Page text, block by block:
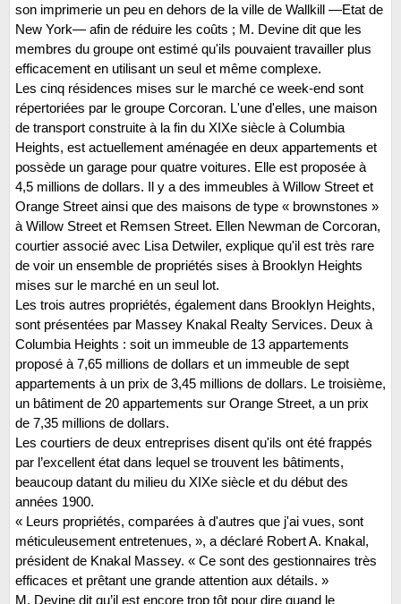
son imprimerie un peu en dehors de la ville de Wallkill —Etat de
New York— afin de réduire les coûts ; M. Devine dit que les
membres du groupe ont estimé qu'ils pouvaient travailler plus
efficacement en utilisant un seul et même complexe.
Les cinq résidences mises sur le marché ce week-end sont
répertoriées par le groupe Corcoran. L'une d'elles, une maison
de transport construite à la fin du XIXe siècle à Columbia
Heights, est actuellement aménagée en deux appartements et
possède un garage pour quatre voitures. Elle est proposée à
4,5 millions de dollars. Il y a des immeubles à Willow Street et
Orange Street ainsi que des maisons de type « brownstones »
à Willow Street et Remsen Street. Ellen Newman de Corcoran,
courtier associé avec Lisa Detwiler, explique qu'il est très rare
de voir un ensemble de propriétés sises à Brooklyn Heights
mises sur le marché en un seul lot.
Les trois autres propriétés, également dans Brooklyn Heights,
sont présentées par Massey Knakal Realty Services. Deux à
Columbia Heights : soit un immeuble de 13 appartements
proposé à 7,65 millions de dollars et un immeuble de sept
appartements à un prix de 3,45 millions de dollars. Le troisième,
un bâtiment de 20 appartements sur Orange Street, a un prix
de 7,35 millions de dollars.
Les courtiers de deux entreprises disent qu'ils ont été frappés
par l’excellent état dans lequel se trouvent les bâtiments,
beaucoup datant du milieu du XIXe siècle et du début des
années 1900.
« Leurs propriétés, comparées à d'autres que j'ai vues, sont
méticuleusement entretenues, », a déclaré Robert A. Knakal,
président de Knakal Massey. « Ce sont des gestionnaires très
efficaces et prêtant une grande attention aux détails. »
M. Devine dit qu’il est encore trop tôt pour dire quand le